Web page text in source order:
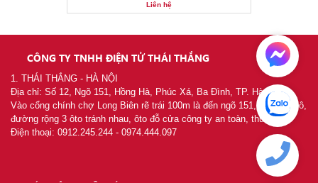
Liên hệ
CÔNG TY TNHH ĐIỆN TỬ THÁI THẮNG
1. THÁI THẮNG - HÀ NỘI
Địa chỉ: Số 12, Ngõ 151, Hồng Hà, Phúc Xá, Ba Đình, TP. Hà Nội
Vào cổng chính chợ Long Biên rẽ trái 100m là đến ngõ 151, khu chia lô,
đường rộng 3 ôto tránh nhau, ôto đỗ cửa công ty an toàn, thuận tiện
Điện thoại: 0912.245.244 - 0974.444.097